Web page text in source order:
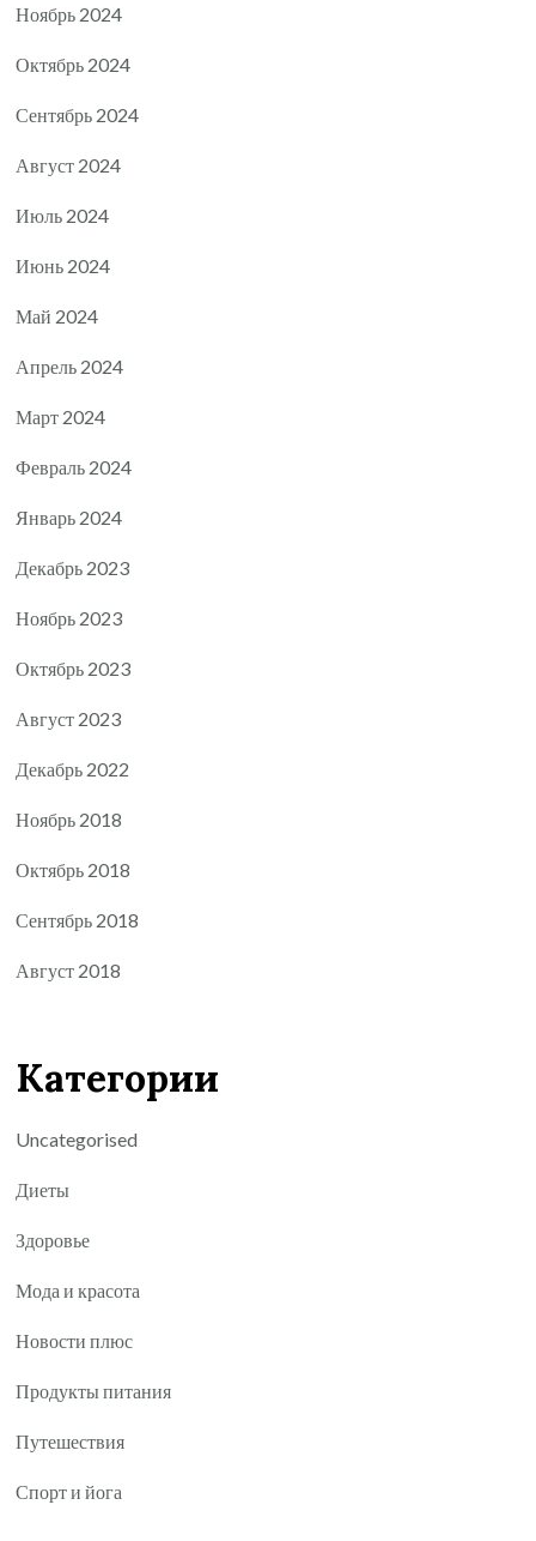
Ноябрь 2024
Октябрь 2024
Сентябрь 2024
Август 2024
Июль 2024
Июнь 2024
Май 2024
Апрель 2024
Март 2024
Февраль 2024
Январь 2024
Декабрь 2023
Ноябрь 2023
Октябрь 2023
Август 2023
Декабрь 2022
Ноябрь 2018
Октябрь 2018
Сентябрь 2018
Август 2018
Категории
Uncategorised
Диеты
Здоровье
Мода и красота
Новости плюс
Продукты питания
Путешествия
Спорт и йога